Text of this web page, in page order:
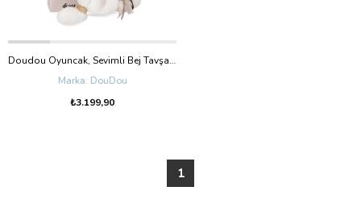
Doudou Oyuncak, Sevimli Bej Tavşan - 25 cm
DouDou
₺3.199,90
1